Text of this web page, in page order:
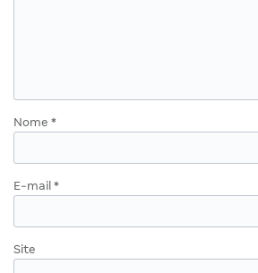
Nome *
E-mail *
Site